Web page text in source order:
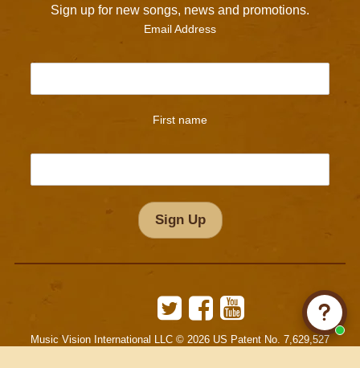
Sign up for new songs, news and promotions.
Email Address
First name
Twitter Facebook
Music Vision International LLC © 2026 US Patent No. 7,629,527